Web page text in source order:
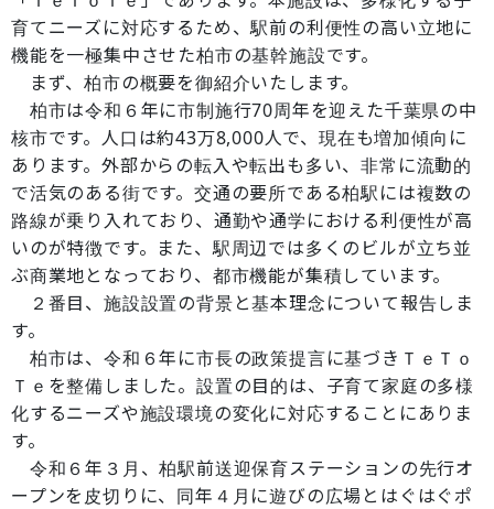
育てニーズに対応するため、駅前の利便性の高い立地に
機能を一極集中させた柏市の基幹施設です。
まず、柏市の概要を御紹介いたします。
柏市は令和６年に市制施行70周年を迎えた千葉県の中
核市です。人口は約43万8,000人で、現在も増加傾向に
あります。外部からの転入や転出も多い、非常に流動的
で活気のある街です。交通の要所である柏駅には複数の
路線が乗り入れており、通勤や通学における利便性が高
いのが特徴です。また、駅周辺では多くのビルが立ち並
ぶ商業地となっており、都市機能が集積しています。
２番目、施設設置の背景と基本理念について報告しま
す。
柏市は、令和６年に市長の政策提言に基づきＴｅＴｏ
Ｔｅを整備しました。設置の目的は、子育て家庭の多様
化するニーズや施設環境の変化に対応することにありま
す。
令和６年３月、柏駅前送迎保育ステーションの先行オ
ープンを皮切りに、同年４月に遊びの広場とはぐはぐポ